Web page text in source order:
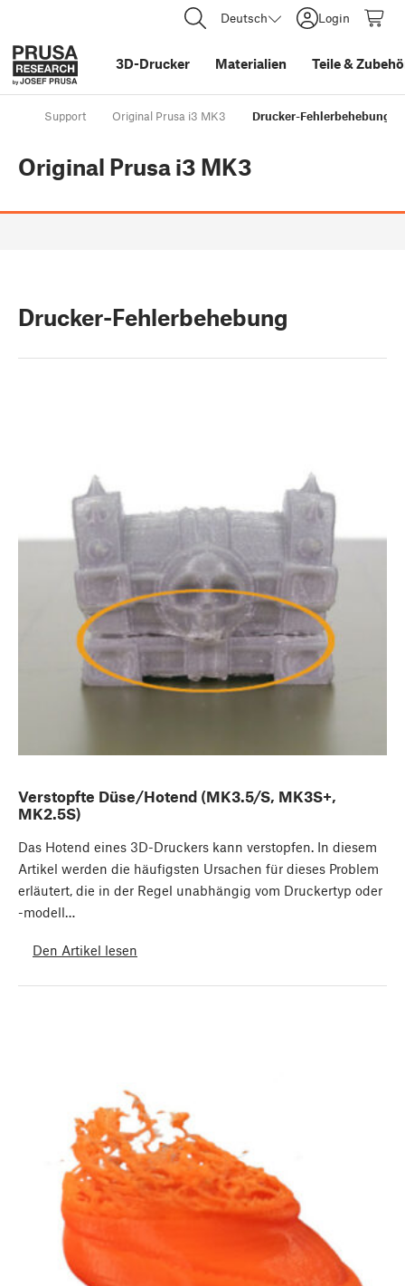
Deutsch Login
3D-Drucker Materialien Teile&
Support Original Prusa i3 MK3 Drucker-Fehlerbehebung
Original Prusa i3 MK3
Drucker-Fehlerbehebung
Verstopfte Düse/Hotend (MK3.5/S, MK3S+,
MK2.5S)
Das Hotend eines 3D-Druckers kann verstopfen. In diesem
Artikel werden die häufigsten Ursachen für dieses Problem
erläutert, die in der Regel unabhängig vom Druckertyp oder
-modell…
Den Artikel lesen